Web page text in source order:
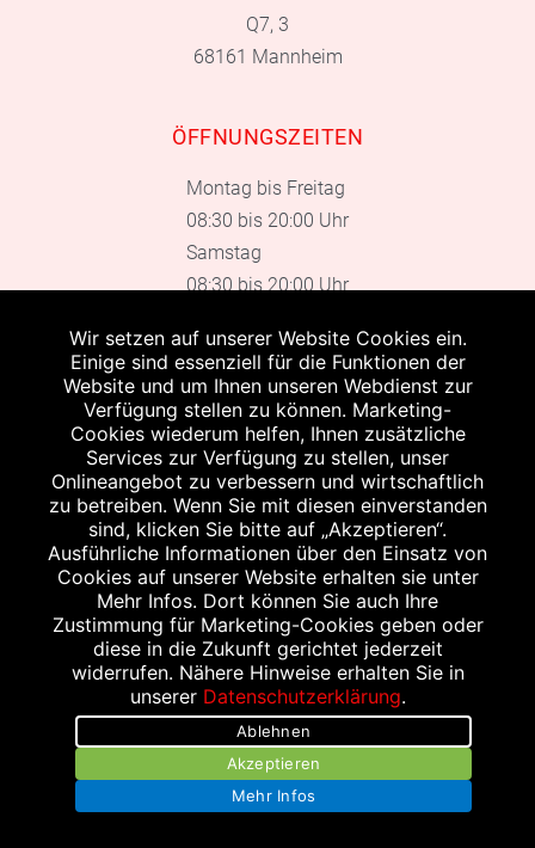
Q7, 3
68161 Mannheim
ÖFFNUNGSZEITEN
Montag bis Freitag
08:30 bis 20:00 Uhr
Samstag
08:30 bis 20:00 Uhr
WEITERER STANDORT
HELDMANN‘S APOTHEKE ETTLINGER TOR
Ettlinger-Tor-Platz 1
76133 Karlsruhe
Tel.: 0721 464630
Fax: 0721 4646333
info@heldmannsapothekeettlingertor.de
Wir setzen auf unserer Website Cookies ein.
Einige sind essenziell für die Funktionen der
Website und um Ihnen unseren Webdienst zur
Verfügung stellen zu können. Marketing-
Cookies wiederum helfen, Ihnen zusätzliche
Services zur Verfügung zu stellen, unser
Onlineangebot zu verbessern und wirtschaftlich
zu betreiben. Wenn Sie mit diesen einverstanden
sind, klicken Sie bitte auf „Akzeptieren“.
Ausführliche Informationen über den Einsatz von
Cookies auf unserer Website erhalten sie unter
Mehr Infos. Dort können Sie auch Ihre
Zustimmung für Marketing-Cookies geben oder
diese in die Zukunft gerichtet jederzeit
widerrufen. Nähere Hinweise erhalten Sie in
unserer Datenschutzerklärung.
Ablehnen
Akzeptieren
Mehr Infos